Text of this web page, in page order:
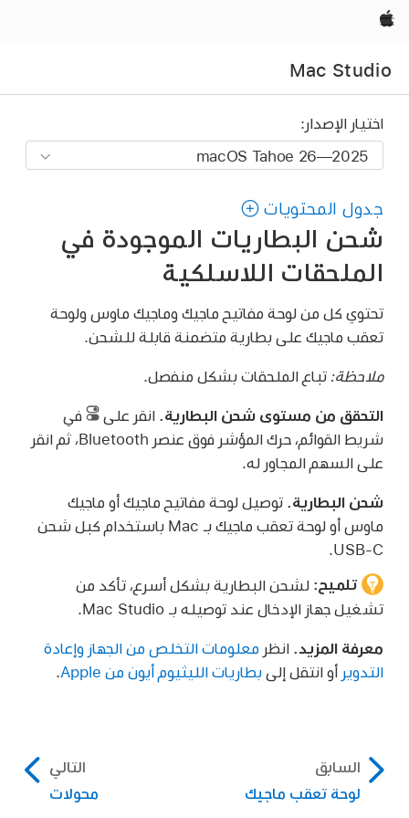
Apple‏
اختيار الإصدار:
جدول المحتويات
شحن البطاريات الموجودة في
الملحقات اللاسلكية
تحتوي كل من لوحة مفاتيح ماجيك وماجيك ماوس ولوحة
تعقب ماجيك على بطارية متضمنة قابلة للشحن.
ملاحظة: تباع الملحقات بشكل منفصل.
التحقق من مستوى شحن البطارية. انقر على
في
شريط القوائم، حرك المؤشر فوق عنصر Bluetooth، ثم انقر
على السهم المجاور له.
شحن البطارية.
توصيل لوحة مفاتيح ماجيك أو ماجيك
ماوس أو لوحة تعقب ماجيك بـ Mac باستخدام كبل شحن
USB-C.
تلميح: لشحن البطارية بشكل أسرع، تأكد من
تشغيل جهاز الإدخال عند توصيله بـ Mac Studio.
معرفة المزيد. انظر معلومات التخلص من الجهاز وإعادة
التدوير أو انتقل إلى بطاريات الليثيوم أيون من Apple
السابق
لوحة تعقب ماجيك
التالي
محولات